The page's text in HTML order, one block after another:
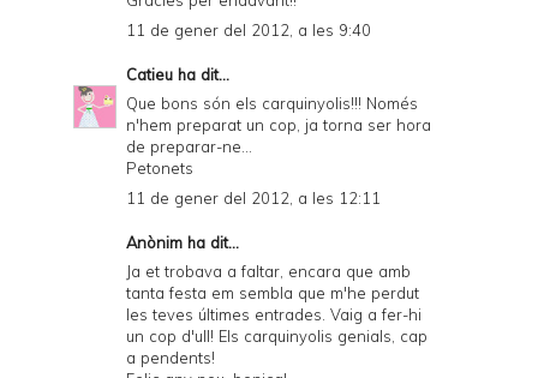
11 de gener del 2012, a les 9:40
Catieu ha dit...
Que bons són els carquinyolis!!! Només
n'hem preparat un cop, ja torna ser hora
de preparar-ne...
Petonets
11 de gener del 2012, a les 12:11
Anònim ha dit...
Ja et trobava a faltar, encara que amb
tanta festa em sembla que m'he perdut
les teves últimes entrades. Vaig a fer-hi
un cop d'ull! Els carquinyolis genials, cap
a pendents!